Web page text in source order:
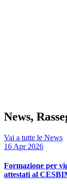
News,
Vai a tutte le News
16 Apr 2026
Formazione per
attestati al